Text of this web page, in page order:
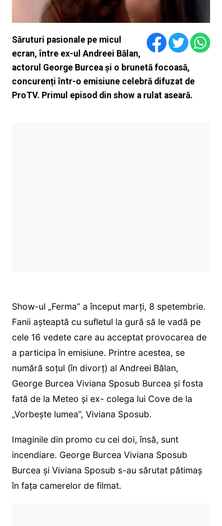
Săruturi pasionale pe micul
ecran, între ex-ul Andreei Bălan,
actorul George Burcea și o brunetă focoasă,
concurenți într-o emisiune celebră difuzat de
ProTV. Primul episod din show a rulat aseară.
Show-ul „Ferma” a început marți, 8 spetembrie.
Fanii așteaptă cu sufletul la gură să le vadă pe
cele 16 vedete care au acceptat provocarea de
a participa în emisiune. Printre acestea, se
numără soțul (în divorț) al Andreei Bălan,
George Burcea Viviana Sposub Burcea și fosta
fată de la Meteo și ex- colega lui Cove de la
„Vorbește lumea”, Viviana Sposub.
Imaginile din promo cu cei doi, însă, sunt
incendiare. George Burcea Viviana Sposub
Burcea și Viviana Sposub s-au sărutat pătimaș
în fața camerelor de filmat.